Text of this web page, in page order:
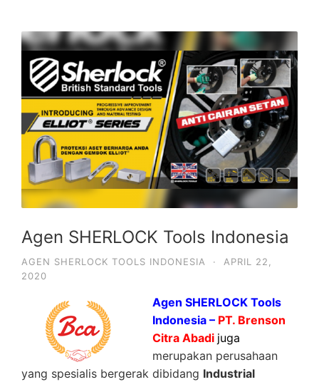
Agen SHERLOCK Tools Indonesia
AGEN SHERLOCK TOOLS INDONESIA ·
APRIL 22,
2020
Agen SHERLOCK Tools
Indonesia – PT. Brenson
Citra Abadi juga
merupakan perusahaan
yang spesialis bergerak dibidang Industrial